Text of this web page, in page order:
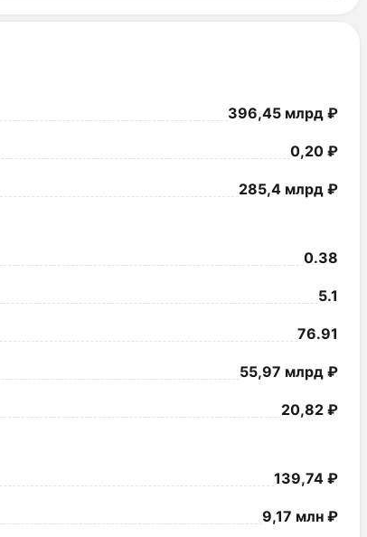
396,45 млрд ₽
0,20 ₽
285,4 млрд ₽
0.38
5.1
76.91
55,97 млрд ₽
20,82 ₽
139,74 ₽
9,17 млн ₽